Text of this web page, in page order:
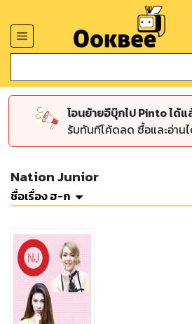
โอนย้ายอีบุ๊กไป Pinto ได้
รับทันทีโค้ดลด ซื้อและอ่าน
Nation Junior
ชื่อเรื่อง ฮ-ก